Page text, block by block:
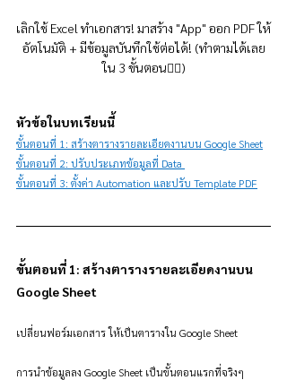
เลิกใช้ Excel ทำเอกสาร! มาสร้าง "App" ออก PDF ให้
อัตโนมัติ + มีข้อมูลบันทึกใช้ต่อได้! (ทำตามได้เลย
ใน 3 ขั้นตอน👇🏻)
หัวข้อในบทเรียนนี้
ขั้นตอนที่ 1: สร้างตารางรายละเอียดงานบน Google Sheet
ขั้นตอนที่ 2: ปรับประเภทข้อมูลที่ Data
ขั้นตอนที่ 3: ตั้งค่า Automation และปรับ Template PDF
ขั้นตอนที่ 1: สร้างตารางรายละเอียดงานบน
Google Sheet
เปลี่ยนฟอร์มเอกสาร ให้เป็นตารางใน Google Sheet
การนำข้อมูลลง Google Sheet เป็นขั้นตอนแรกที่จริงๆ